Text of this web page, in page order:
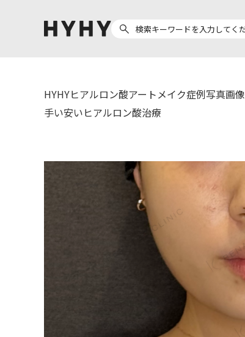
ヒアルロン酸注入
ザーフ(XERF)
ボラックス
ボリューマ
レナトゥスヒアルロン酸
HYHYヒアルロン酸アートメイク症例写真画像
手い安いヒアルロン酸治療